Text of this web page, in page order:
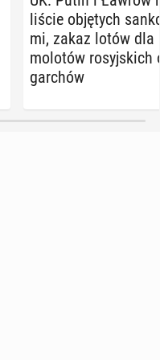
liście ob­ję­tych
mi, zakaz lotów dla
mo­lo­tów ro­syj­skich
gar­chów